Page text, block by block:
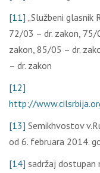
[11] „Službеni glаsnik
72/03 – dr. zаkоn, 75/
zаkоn, 85/05 – dr.
– dr. zаkоn
[12]
http://
[13] Semikhvostov
оd 6. fеbruаrа 2014.
[14] sаdržај dоstupаn